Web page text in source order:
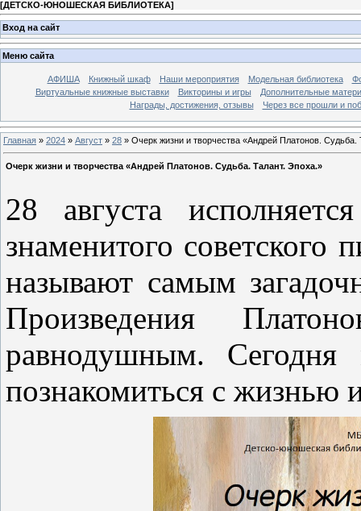
[ДЕТСКО-ЮНОШЕСКАЯ БИБЛИОТЕКА]
Вход на сайт
Меню сайта
АФИША Книжный шкаф Наши мероприятия Модельная библиотека
Виртуальные книжные выставки
Викторины и игры
Дополнительные
Награды, достижения, отзывы
Через все прошли и
Главная » 2024 » Август » 28 » Очерк жизни и творчества «Андрей Платонов. Судьба.
Очерк жизни и творчества «Андрей Платонов. Судьба. Талант. Эпоха.»
28 августа
знаменитого советского
называют самым
Произведения
равнодушным.
познакомиться с жизнью